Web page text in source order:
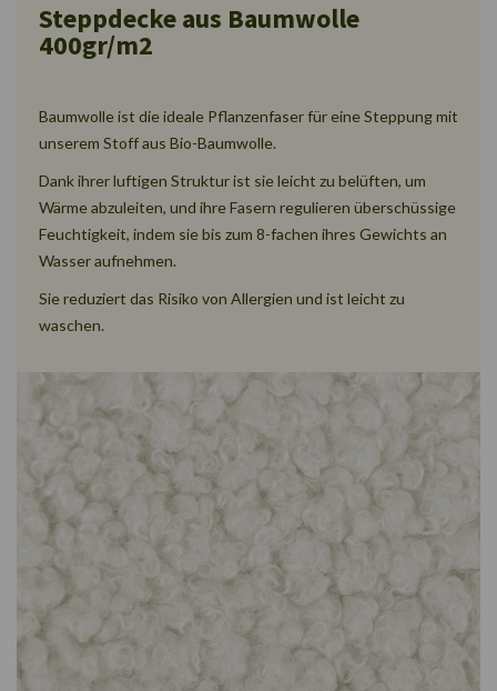
Steppdecke aus Baumwolle
400gr/m2
Baumwolle ist die ideale Pflanzenfaser für eine Steppung mit
unserem Stoff aus Bio-Baumwolle.
Dank ihrer luftigen Struktur ist sie leicht zu belüften, um
Wärme abzuleiten, und ihre Fasern regulieren überschüssige
Feuchtigkeit, indem sie bis zum 8-fachen ihres Gewichts an
Wasser aufnehmen.
Sie reduziert das Risiko von Allergien und ist leicht zu
waschen.